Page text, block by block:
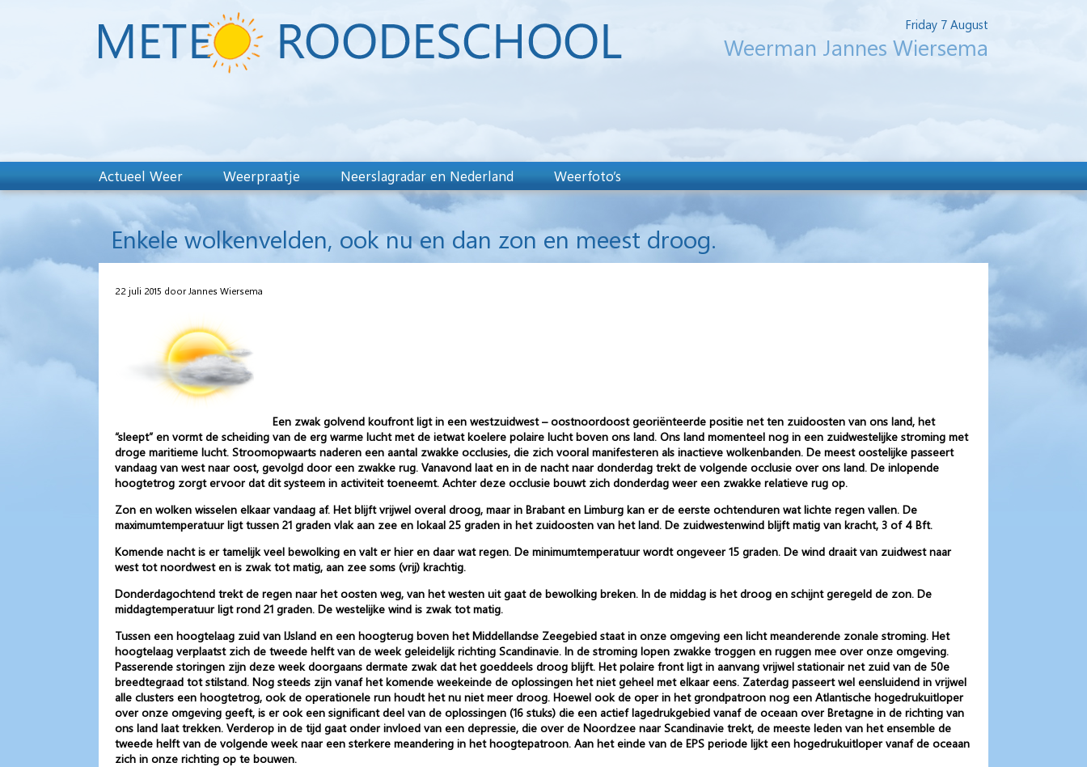
Friday 7 August
Weerman Jannes Wiersema
Actueel Weer Weerpraatje Neerslagradar en Nederland Weerfoto’s
Enkele wolkenvelden, ook nu en dan zon en meest droog.
22 juli 2015 door Jannes Wiersema
Een zwak golvend koufront ligt in een westzuidwest – oostnoordoost georiënteerde positie net ten zuidoosten van ons land, het
“sleept” en vormt de scheiding van de erg warme lucht met de ietwat koelere polaire lucht boven ons land. Ons land momenteel nog in een zuidwestelijke stroming met
droge maritieme lucht. Stroomopwaarts naderen een aantal zwakke occlusies, die zich vooral manifesteren als inactieve wolkenbanden. De meest oostelijke passeert
vandaag van west naar oost, gevolgd door een zwakke rug. Vanavond laat en in de nacht naar donderdag trekt de volgende occlusie over ons land. De inlopende
hoogtetrog zorgt ervoor dat dit systeem in activiteit toeneemt. Achter deze occlusie bouwt zich donderdag weer een zwakke relatieve rug op.
Zon en wolken wisselen elkaar vandaag af. Het blijft vrijwel overal droog, maar in Brabant en Limburg kan er de eerste ochtenduren wat lichte regen vallen. De
maximumtemperatuur ligt tussen 21 graden vlak aan zee en lokaal 25 graden in het zuidoosten van het land. De zuidwestenwind blijft matig van kracht, 3 of 4 Bft.
Komende nacht is er tamelijk veel bewolking en valt er hier en daar wat regen. De minimumtemperatuur wordt ongeveer 15 graden. De wind draait van zuidwest naar
west tot noordwest en is zwak tot matig, aan zee soms (vrij) krachtig.
Donderdagochtend trekt de regen naar het oosten weg, van het westen uit gaat de bewolking breken. In de middag is het droog en schijnt geregeld de zon. De
middagtemperatuur ligt rond 21 graden. De westelijke wind is zwak tot matig.
Tussen een hoogtelaag zuid van IJsland en een hoogterug boven het Middellandse Zeegebied staat in onze omgeving een licht meanderende zonale stroming. Het
hoogtelaag verplaatst zich de tweede helft van de week geleidelijk richting Scandinavie. In de stroming lopen zwakke troggen en ruggen mee over onze omgeving.
Passerende storingen zijn deze week doorgaans dermate zwak dat het goeddeels droog blijft. Het polaire front ligt in aanvang vrijwel stationair net zuid van de 50e
breedtegraad tot stilstand. Nog steeds zijn vanaf het komende weekeinde de oplossingen het niet geheel met elkaar eens. Zaterdag passeert wel eensluidend in vrijwel
alle clusters een hoogtetrog, ook de operationele run houdt het nu niet meer droog. Hoewel ook de oper in het grondpatroon nog een Atlantische hogedrukuitloper
over onze omgeving geeft, is er ook een significant deel van de oplossingen (16 stuks) die een actief lagedrukgebied vanaf de oceaan over Bretagne in de richting van
ons land laat trekken. Verderop in de tijd gaat onder invloed van een depressie, die over de Noordzee naar Scandinavie trekt, de meeste leden van het ensemble de
tweede helft van de volgende week naar een sterkere meandering in het hoogtepatroon. Aan het einde van de EPS periode lijkt een hogedrukuitloper vanaf de oceaan
zich in onze richting op te bouwen.